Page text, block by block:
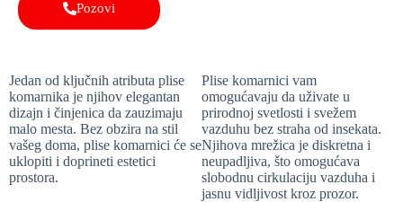
Pozovi
Plise komarnici vam
omogućavaju da uživate u
prirodnoj svetlosti i svežem
vazduhu bez straha od insekata.
Njihova mrežica je diskretna i
neupadljiva, što omogućava
slobodnu cirkulaciju vazduha i
jasnu vidljivost kroz prozor.
Jedan od ključnih atributa plise
komarnika je njihov elegantan
dizajn i činjenica da zauzimaju
malo mesta. Bez obzira na stil
vašeg doma, plise komarnici će se
uklopiti i doprineti estetici
prostora.